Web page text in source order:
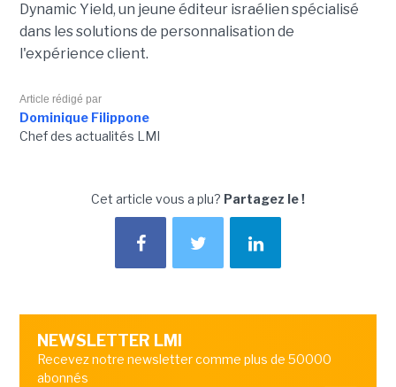
Dynamic Yield, un jeune éditeur israélien spécialisé
dans les solutions de personnalisation de
l'expérience client.
Article rédigé par
Dominique Filippone
Chef des actualités LMI
Cet article vous a plu? Partagez le !
NEWSLETTER LMI
Recevez notre newsletter comme plus de 50000
abonnés